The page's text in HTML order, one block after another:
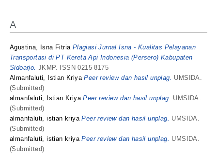
A
Agustina, Isna Fitria Plagiasi Jurnal Isna - Kualitas Pelayanan
Transportasi di PT Kereta Api Indonesia (Persero) Kabupaten
Sidoarjo. JKMP. ISSN 0215-8175
Almanfaluti, Istian Kriya Peer review dan hasil unplag. UMSIDA.
(Submitted)
almanfaluti, Istian Kriya Peer review dan hasil unplag. UMSIDA.
(Submitted)
almanfaluti, istian kriya Peer review dan hasil unplag. UMSIDA.
(Submitted)
almanfaluti, istian kriya Peer review dan hasil unplag. UMSIDA.
(Submitted)